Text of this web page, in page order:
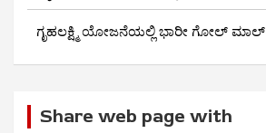
ಗೃಹಲಕ್ಷ್ಮಿ ಯೋಜನೆಯಲ್ಲಿ ಭಾರೀ ಗೋಲ್ ಮಾಲ್
Share web page with